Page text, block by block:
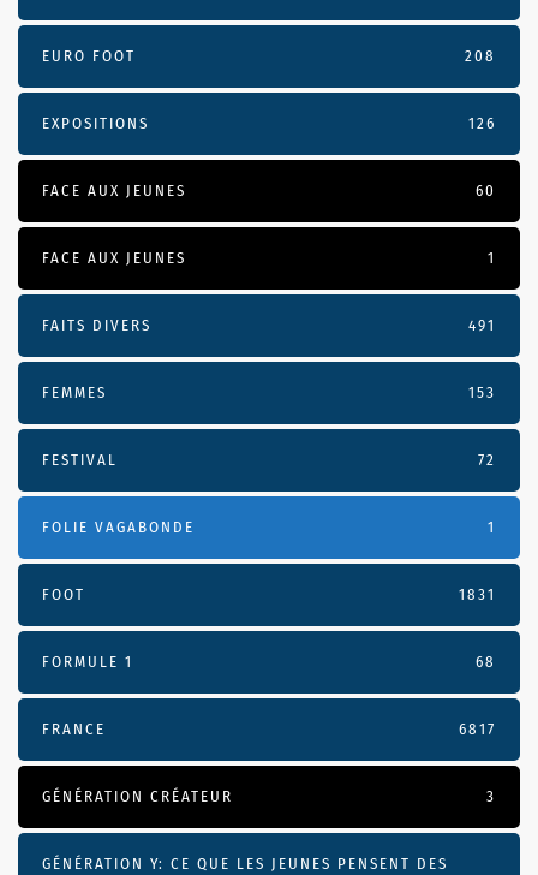
EURO FOOT 208
EXPOSITIONS 126
FACE AUX JEUNES 60
FACE AUX JEUNES 1
FAITS DIVERS 491
FEMMES 153
FESTIVAL 72
FOLIE VAGABONDE 1
FOOT 1831
FORMULE 1 68
FRANCE 6817
GÉNÉRATION CRÉATEUR 3
GÉNÉRATION Y: CE QUE LES JEUNES PENSENT DES